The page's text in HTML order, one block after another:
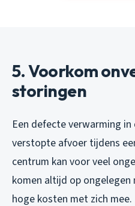
5. Voorkom
storingen
Een defecte verwarming
verstopte afvoer tijdens
centrum kan voor veel
komen altijd op ongelegen
hoge kosten met zich mee.